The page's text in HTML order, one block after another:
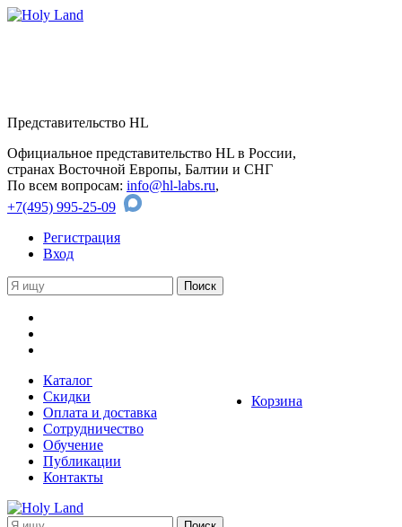
Представительство HL
Официальное представительство HL в России,
странах Восточной Европы, Балтии и СНГ
По всем вопросам: info@hl-labs.ru,
+7(495) 995-25-09
Регистрация
Вход
Корзина
Каталог
Скидки
Оплата и доставка
Сотрудничество
Обучение
Публикации
Контакты